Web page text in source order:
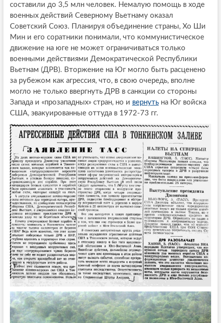
составили до 3,5 млн человек. Немалую помощь в ходе
военных действий Северному Вьетнаму оказал
Советский Союз. Планируя объединение страны, Хо Ши
Мин и его соратники понимали, что коммунистическое
движение на юге не может ограничиваться только
военными действиями Демократической Республики
Вьетнам (ДРВ). Вторжение на Юг могло быть расценено
за рубежом как агрессия, что, в свою очередь, вполне
могло не только ввергнуть ДРВ в санкции со стороны
Запада и «прозападных» стран, но и вернутьна Юг войска
США, эвакуированные оттуда в 1972-73 гг.